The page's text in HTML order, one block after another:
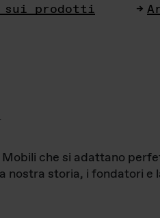
sui prodotti
che si adattano
nostra storia, i fondatori